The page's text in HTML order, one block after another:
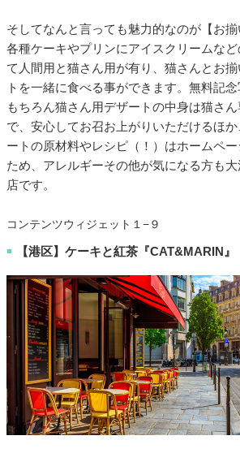
そしてなんと言っても魅力的なのが【お揃
各種ケーキやプリンにアイスクリームな
て人間用と猫さん用が有り、猫さんとお
トを一緒に食べる事ができます。無料記念
もちろん猫さん用デザートの中身は猫さ
で、安心してお召お上がりいただけるほ
ートの原材料やレシピ（！）はホームペ
ため、アレルギーその他が気になる方も
店です。
コンテンツウィジェット１−９
■ 【港区】ケーキと紅茶『CAT&MARIN』